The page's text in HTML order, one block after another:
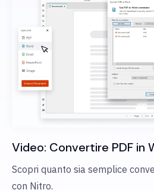
Video: Convertire PDF in
Scopri quanto sia semplice
con Nitro.